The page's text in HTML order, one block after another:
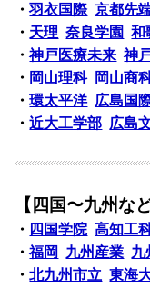
・羽衣国際 京都先
・ 天理 奈良学園 和
・神戸医療未来 神
・ 岡山理科 岡山商
・環太平洋 広島国
・近大工学部 広島
【四国〜九州など
・ 四国学院 高知工
・福岡 九州産業 九
・北九州市立 東海